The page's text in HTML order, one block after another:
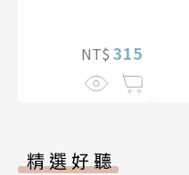
NT$ 315
精選好聽